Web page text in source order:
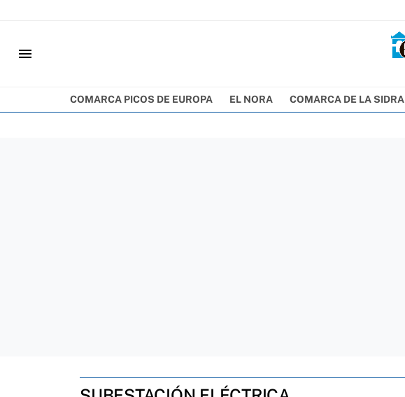
menu
COMARCA PICOS DE EUROPA EL NORA COMARCA DE LA SIDRA